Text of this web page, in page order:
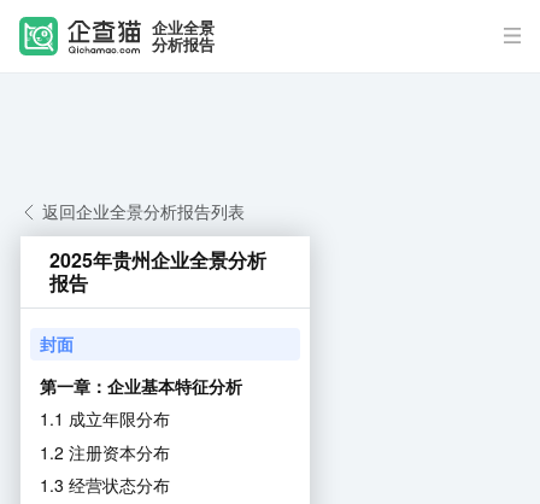
企业全景
分析报告
返回企业全景分析报告列表
2025年贵州企业全景分析
报告
封面
第一章：企业基本特征分析
1.1 成立年限分布
1.2 注册资本分布
1.3 经营状态分布